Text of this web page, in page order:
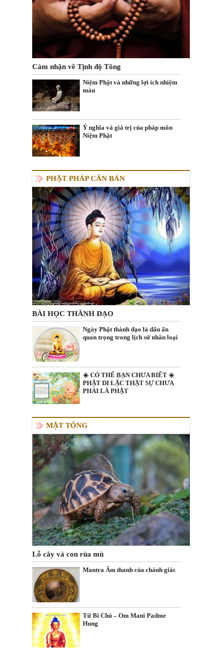
Cảm nhận về Tịnh độ Tông
Niệm Phật và những lợi ích nhiệm
màu
Ý nghĩa và giá trị của pháp môn
Niệm Phật
PHẬT PHÁP CĂN BẢN
BÀI HỌC THÀNH ĐẠO
Ngày Phật thành đạo là dấu ấn
quan trọng trong lịch sử nhân loại
☀️ CÓ THỂ BẠN CHƯA BIẾT ☀️
PHẬT DI LẶC THẬT SỰ CHƯA
PHẢI LÀ PHẬT
MẬT TÔNG
Lỗ cây và con rùa mù
Mantra Âm thanh của chánh giác
Từ Bi Chú – Om Mani Padme
Hung